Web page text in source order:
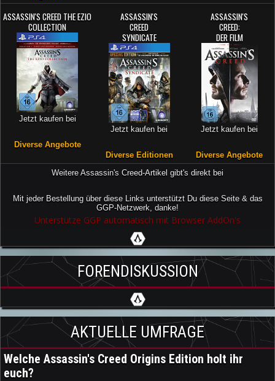
ASSASSIN'S CREED THE EZIO
COLLECTION
Jetzt kaufen bei
Diverse Angebote
ASSASSIN'S
CREED
SYNDICATE
Jetzt kaufen bei
Diverse Editionen
ASSASSIN'S
CREED:
DER FILM
Jetzt kaufen bei
Diverse Angebote
Weitere Assassin's Creed-Artikel gibt's direkt bei
Mit jeder Bestellung über diese Links unterstützt Du diese Seite & das
GGP-Netzwerk, danke!
Unterstütze GGP automatisch mit Browser AddOn's
FORENDISKUSSION
AKTUELLE UMFRAGE
Welche Assassin's Creed Origins Edition holt ihr
euch?